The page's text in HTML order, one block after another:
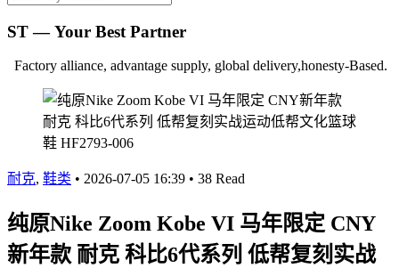
ST — Your Best Partner
Factory alliance, advantage supply, global delivery,honesty-Based.
耐克, 鞋类 • 2026-07-05 16:39 • 38 Read
纯原Nike Zoom Kobe VI 马年限定 CNY
新年款 耐克 科比6代系列 低帮复刻实战